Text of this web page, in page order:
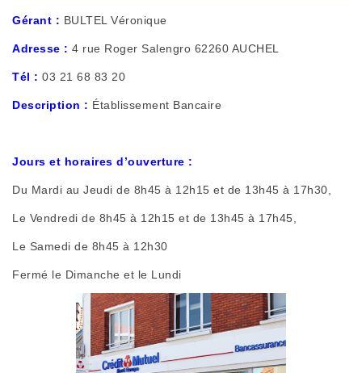
Gérant : BULTEL Véronique
Adresse : 4 rue Roger Salengro 62260 AUCHEL
Tél : 03 21 68 83 20
Description : Établissement Bancaire
Jours et horaires d’ouverture :
Du Mardi au Jeudi de 8h45 à 12h15 et de 13h45 à 17h30,
Le Vendredi de 8h45 à 12h15 et de 13h45 à 17h45,
Le Samedi de 8h45 à 12h30
Fermé le Dimanche et le Lundi